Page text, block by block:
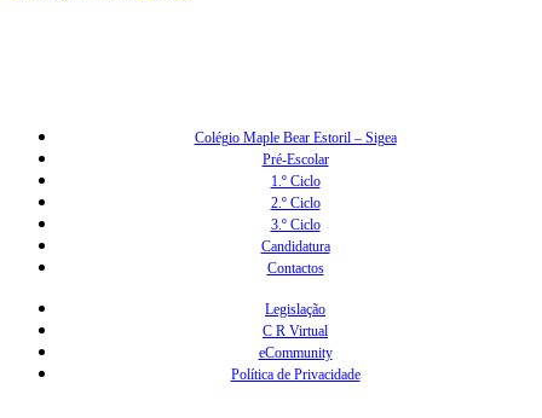
Colégio Maple Bear Estoril – Sigea
Pré-Escolar
1.º Ciclo
2.º Ciclo
3.º Ciclo
Candidatura
Contactos
Legislação
C R Virtual
eCommunity
Política de Privacidade